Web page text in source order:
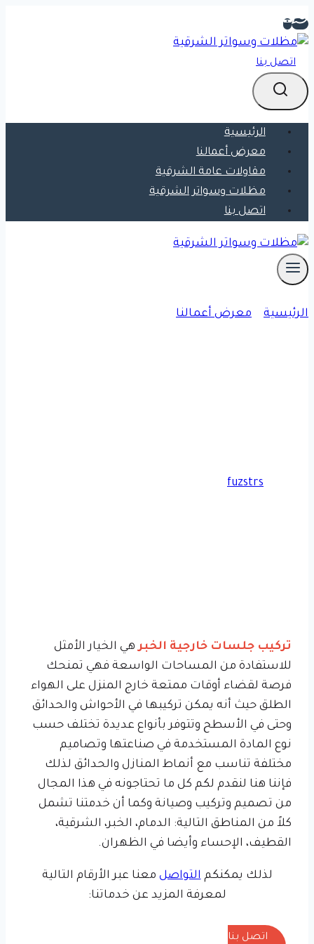
إلى
اتصل بنا
الرئيسية
معرض أعمالنا
مقاولات عامة الشرقية
مظلات وسواتر الشرقية
اتصل بنا
الرئيسية معرض أعمالنا
fuzstrs
تركيب جلسات خارجية الخبرهي الخيار الأمثل
للاستفادة من المساحات الواسعة فهي تمنحك
فرصة لقضاء أوقات ممتعة خارج المنزل على الهواء
الطلق حيث أنه يمكن تركيبها في الأحواش والحدائق
وحتى في الأسطح وتتوفر بأنواع عديدة تختلف حسب
نوع المادة المستخدمة في صناعتها وتصاميم
مختلفة تناسب مع أنماط المنازل والحدائق لذلك
فإننا هنا لنقدم لكم كل ما تحتاجونه في هذا المجال
من تصميم وتركيب وصيانة وكما أن خدمتنا تشمل
كلاً من المناطق التالية: الدمام، الخبر، الشرقية،
القطيف، الإحساء وأيضا في الظهران.
لذلك يمكنكمالتواصل معنا عبر الأرقام التالية
لمعرفة المزيد عن خدماتنا:
اتصل بنا